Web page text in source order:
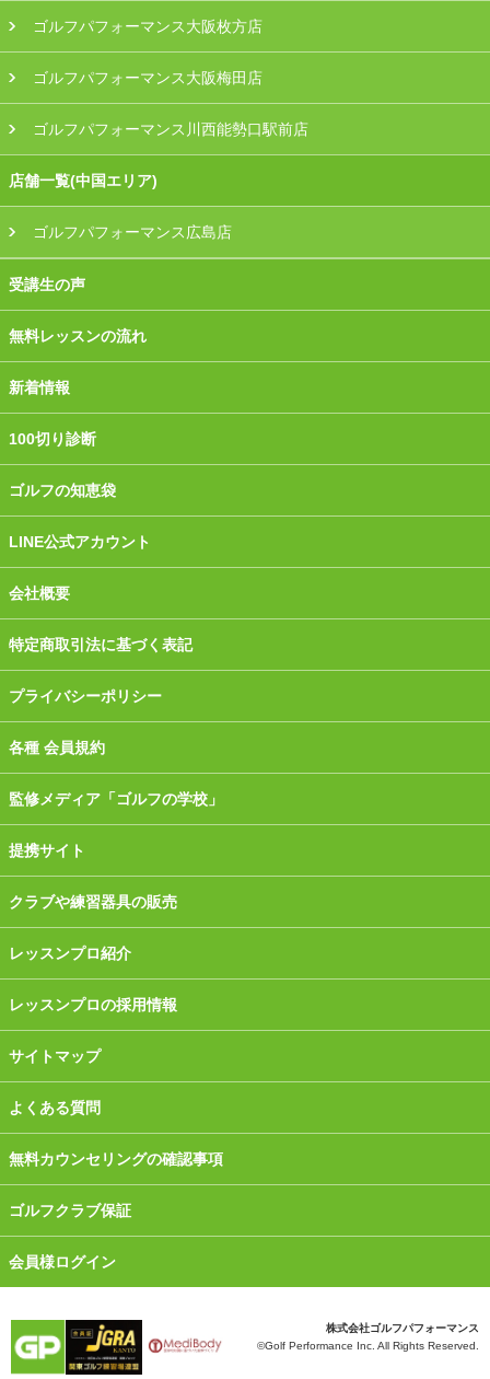
ゴルフパフォーマンス大阪枚方店
ゴルフパフォーマンス大阪梅田店
ゴルフパフォーマンス川西能勢口駅前店
店舗一覧(中国エリア)
ゴルフパフォーマンス広島店
受講生の声
無料レッスンの流れ
新着情報
100切り診断
ゴルフの知恵袋
LINE公式アカウント
会社概要
特定商取引法に基づく表記
プライバシーポリシー
各種 会員規約
監修メディア「ゴルフの学校」
提携サイト
クラブや練習器具の販売
レッスンプロ紹介
レッスンプロの採用情報
サイトマップ
よくある質問
無料カウンセリングの確認事項
ゴルフクラブ保証
会員様ログイン
株式会社ゴルフパフォーマンス
©Golf Performance Inc. All Rights Reserved.